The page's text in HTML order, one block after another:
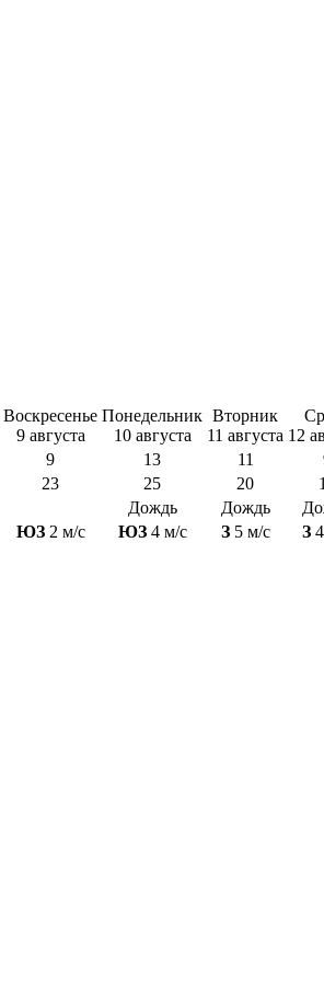
Воскресенье
9 августа
Понедельник
10 августа
Вторник
11 августа 12
9 13 11
23 25 20
Дождь Дождь
ЮЗ2 м/с ЮЗ4 м/с З5 м/с З